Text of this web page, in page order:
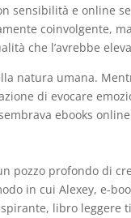
sensibilità e online
coinvolgente,
che l’avrebbe
natura umana.
di evocare
ebooks
pozzo profondo di
in cui Alexey, e-
libro leggere